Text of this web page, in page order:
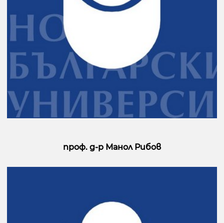
проф. д-р Манол Рибов